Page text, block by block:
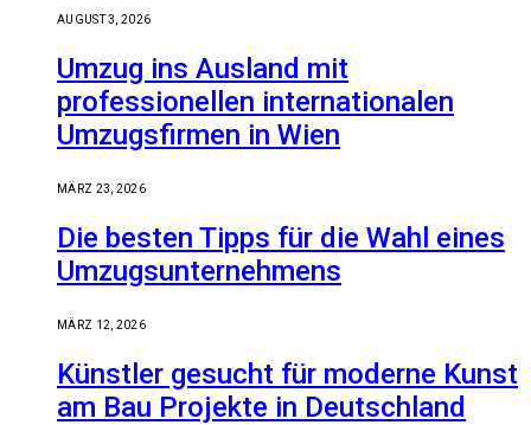
AUGUST 3, 2026
Umzug ins Ausland mit
professionellen internationalen
Umzugsfirmen in Wien
MÄRZ 23, 2026
Die besten Tipps für die Wahl eines
Umzugsunternehmens
MÄRZ 12, 2026
Künstler gesucht für moderne Kunst
am Bau Projekte in Deutschland